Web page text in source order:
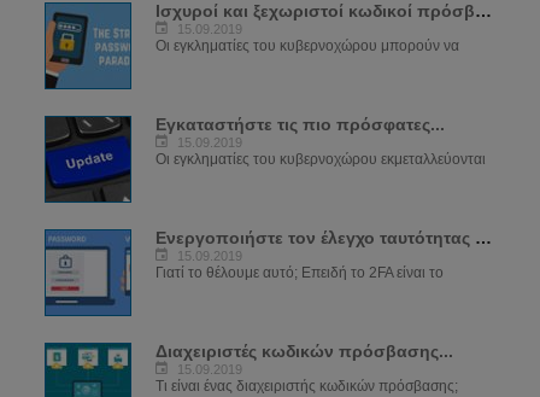
Ισχυροί και ξεχωριστοί κωδικοί πρόσβασης...
15.09.2019
Οι εγκληματίες του κυβερνοχώρου μπορούν να
Εγκαταστήστε τις πιο πρόσφατες...
15.09.2019
Οι εγκληματίες του κυβερνοχώρου εκμεταλλεύονται
Ενεργοποιήστε τον έλεγχο ταυτότητας δύο...
15.09.2019
Γιατί το θέλουμε αυτό; Επειδή το 2FA είναι το
Διαχειριστές κωδικών πρόσβασης...
15.09.2019
Τι είναι ένας διαχειριστής κωδικών πρόσβασης;